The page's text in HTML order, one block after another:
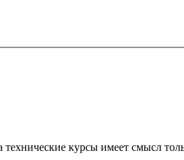
курсы имеет смысл